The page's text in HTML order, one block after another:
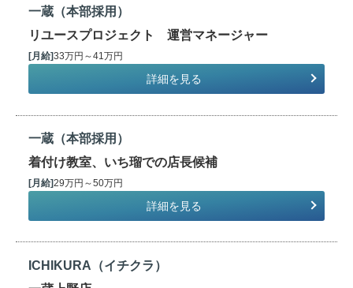
一蔵（本部採用）
リユースプロジェクト 運営マネージャー
[月給]33万円～41万円
詳細を見る
一蔵（本部採用）
着付け教室、いち瑠での店長候補
[月給]29万円～50万円
詳細を見る
ICHIKURA（イチクラ）